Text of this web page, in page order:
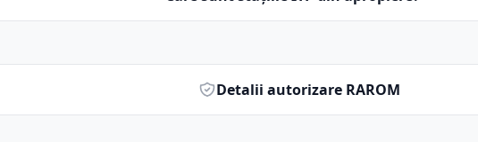
Detalii autorizare RAROM